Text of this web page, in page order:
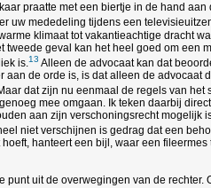
praatte met een biertje in de hand
uw mededeling tijdens een
klimaat tot vakantieachtige dracht
tweede geval kan het heel goed om een
is.13 Alleen de advocaat kan dat
aan de orde is, is dat alleen de
dat zijn nu eenmaal de regels van
mee omgaan. Ik teken daarbij
aan zijn verschoningsrecht mogelijk
niet verschijnen is gedrag dat een
hanteert een bijl, waar een
punt uit de overwegingen van de